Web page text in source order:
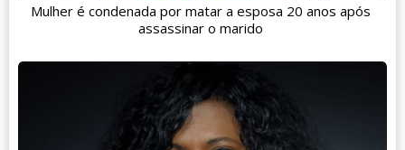
Mulher é condenada por matar a esposa 20 anos após
assassinar o marido